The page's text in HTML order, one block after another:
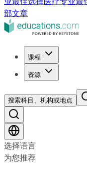
部文章
课程
资源
搜索科目、机构或地点
选择语言
为您推荐